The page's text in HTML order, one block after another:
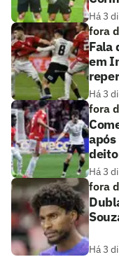
Há 3
fora
Fala
em
Há 3
fora
Há 3
fora
Há 3